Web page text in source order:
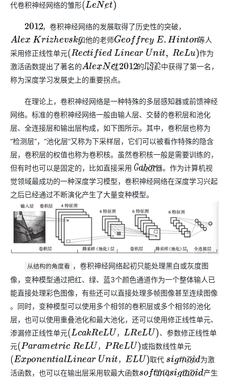
代卷积神经网络的雏形(LeNet)
。
2012年，卷积神经网络的发展取得了历史性的突破，
Alex K rizhevsky 和他的老师Geoffrey E.H inton
等人
采用修正线性单元(Rectifie d Linear Unit, R eLu)
作为
激活函数提出了著名的AlexNet
，并在2012年的ILSVRC
竞赛中获得了第一名，
称为深度学习发展史上的重要拐点。
在理论上，卷积神经网络是一种特殊的多层感知器或前馈神经
网络。标准的卷积神经网络一般由输人层、交替的卷积层和池化
层、全连接层和输出层构成，如下图所示。其中，卷积层也称为
“检测层”，“池化层”又称为下采样层，它们可以被看作特殊的隐含
层，卷积层的权值也称为卷积核。虽然卷积核一般是需要训练的，
但有时也可以是固定的，比如直接采用 Gabor
滤波器。作为计算机视
觉领域最成功的一种深度学习模型，卷积神经网络在深度学习兴起
之后已经通过不断演化产生了大量变种模型。
从结构的角度看 ，卷积神经网络起初只能处理黑白或灰度图
像，变种模型通过把红、绿、蓝3个颜色通道作为一个整体输人已
能直接处理彩色图像，有些还可以直接处理多帧图像甚至连续图像
。同时，变种模型可以使用多个相邻的卷积层或多个相邻的池化
层，也可以使用重叠池化和最大池化，还可以使用修正线性单元、
渗漏修正线性单元
，
(LcakReLU，L R eLU)
、参数修正线性单
元
，
(Parametric ReL U，PRe L U) 或指数线性单元
，
(ExponentialLinear Unit，E LU) 取代sigmoid
单元作为激
活函数，也可以在输出层采用软最大函数softmax
替代sigmoid
函数以产生